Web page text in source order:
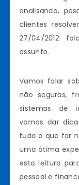
analisando,
clientes
27/04/2012
assunto.
Vamos falar
não seguras,
sistemas de
vamos dar
tudo o que for
uma ótima
esta leitura
pessoal e